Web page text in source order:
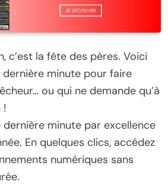
c’est la fête des pères. Voici
dernière minute pour faire
ou qui ne demande qu’à
!
dernière minute par excellence
En quelques clics, accédez
numériques sans